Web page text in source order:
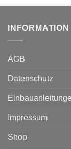
INFORMATION
AGB
Datenschutz
Impressum
Shop